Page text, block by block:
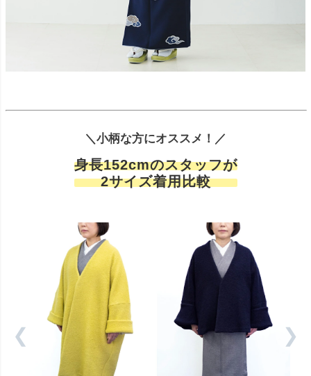
＼小柄な方にオススメ！／
身長152cmのスタッフが
2サイズ着用比較
❮ ❯